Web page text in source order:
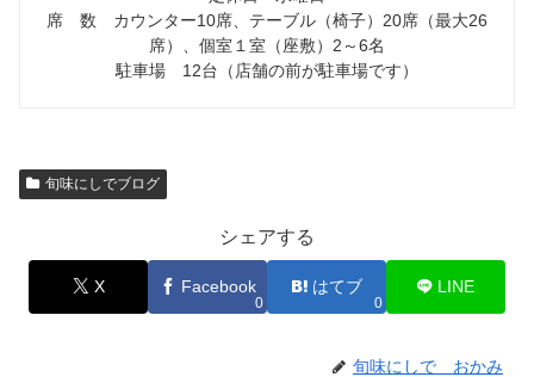
席 数 カウンター10席、テーブル（椅子）20席（最大26
席）、個室１室（座敷）2～6名
駐車場 12台（店舗の前が駐車場です）
旬味にしでブログ
シェアする
X Facebook
0
はてブ
0
LINE
旬味にしで おかみ